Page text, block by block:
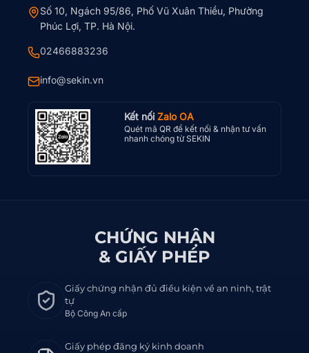
Số 10, Ngách 95/86, Phố Vũ Xuân Thiều, Phường
Phúc Lợi, TP. Hà Nội.
02466883236
info@sekin.vn
Kết nối Zalo OA
Quét mã QR để kết nối & nhận tư vấn
nhanh chóng từ SEKIN
CHỨNG NHẬN
& GIẤY PHÉP
Giấy chứng nhận đủ điều kiện về an ninh, trật
tự
Bộ Công An cấp
Giấy phép đăng ký kinh doanh